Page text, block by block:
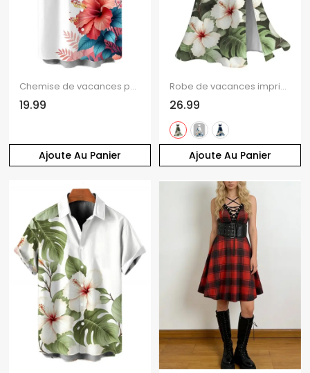
Ajoute Au Panier
Chemise de vacances pour homme, imprimé floral d'hibiscus, boutonnée
19.99
Ajoute Au Panier
Robe de vacances imprimée de feuilles d'hibiscus aquarelle, fente en dentelle ajourée
26.99